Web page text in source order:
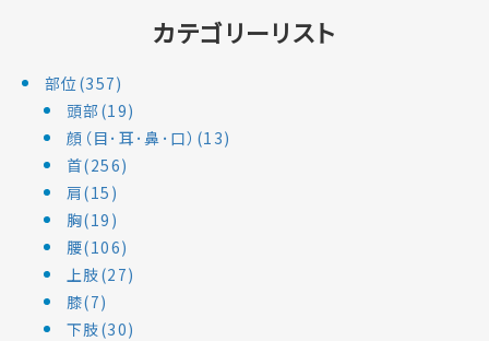
カテゴリーリスト
部位(357)
頭部(19)
顔（目･耳･鼻･口）(13)
首(256)
肩(15)
胸(19)
腰(106)
上肢(27)
膝(7)
下肢(30)